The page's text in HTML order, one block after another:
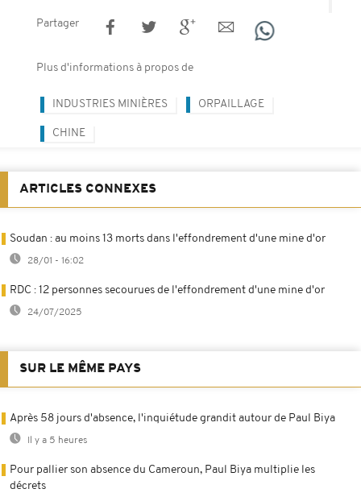
Partager
Plus d'informations à propos de
INDUSTRIES MINIÈRES ORPAILLAGE
CHINE
ARTICLES CONNEXES
Soudan : au moins 13 morts dans l'effondrement d'une mine d'or
28/01 - 16:02
RDC : 12 personnes secourues de l'effondrement d'une mine d'or
24/07/2025
SUR LE MÊME PAYS
Après 58 jours d'absence, l'inquiétude grandit autour de Paul Biya
Il y a 5 heures
Pour pallier son absence du Cameroun, Paul Biya multiplie les
décrets